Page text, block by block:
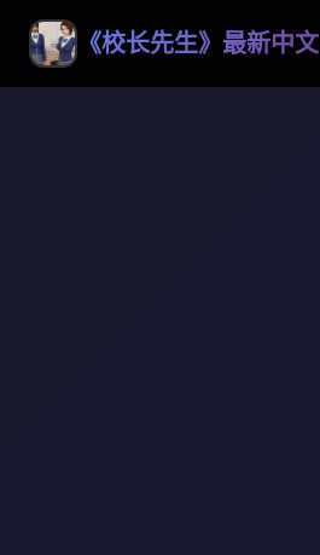
《校长先生》最新中文